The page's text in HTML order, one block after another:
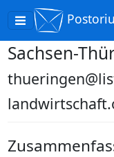
Toggle
navigation
Sachsen-